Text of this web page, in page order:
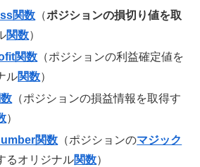
関数 （ポジションの損切り値を取
関数）
関数 （ポジションの利益確定値を
ル関数）
（ポジションの損益情報を取得す
）
関数 （ポジションのマジック
るオリジナル関数）